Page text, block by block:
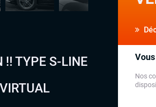
!! TYPE S-LINE
Nos